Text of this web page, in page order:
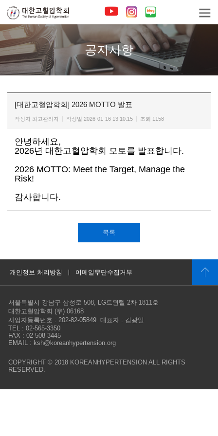
공지사항
[대한고혈압학회] 2026 MOTTO 발표
작성자 최고관리자 작성일 2026-01-16 13:10:15 조회 1158
안녕하세요,
2026년 대한고혈압학회 모토를 발표합니다.
2026 MOTTO: Meet the Target, Manage the
Risk!
감사합니다.
목록
개인정보 처리방침 이메일무단수집거부
서울특별시 강남구 삼성로 508, LG트윈텔 2차 1811호
대한고혈압학회 (우) 06168
사업자등록번호 : 202-82-05849 대표자 : 김광일
TEL : 02-565-3350
FAX : 02-508-3445
EMAIL : ksh@koreanhypertension.org
COPYRIGHT © 2018 KOREANHYPERTENSION ALL RIGHTS
RESERVED.